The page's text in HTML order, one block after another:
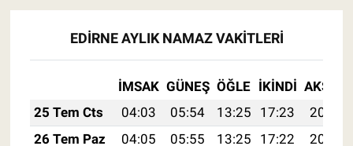
EDİRNE AYLIK NAMAZ VAKITLERI
İMSAK GÜNEŞ ÖĞLE İKINDI AKŞAM
25 Tem Cts
04:03 05:54 13:25 17:23
20:47
26 Tem Paz
04:05 05:55 13:25 17:22
20:46